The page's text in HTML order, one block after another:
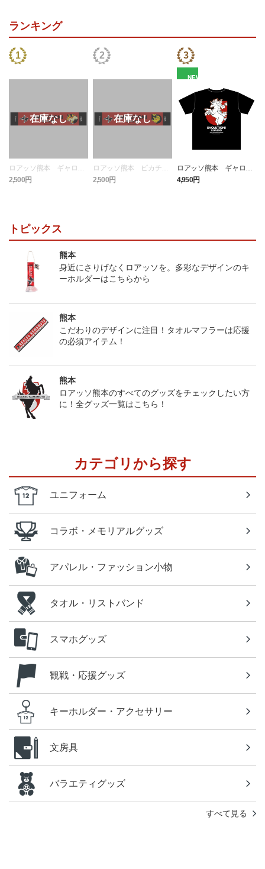
ランキング
ロアッソ熊本 ギャロッ
プ タオルマフラー
2,500円
ロアッソ熊本 ピカチュ
ウ タオルマフラー
2,500円
NEW
ロアッソ熊本 ギャロッ
プ Tシャツ BLACK
4,950円
トピックス
熊本
身近にさりげなくロアッソを。多彩なデザインのキ
ーホルダーはこちらから
熊本
こだわりのデザインに注目！タオルマフラーは応援
の必須アイテム！
熊本
ロアッソ熊本のすべてのグッズをチェックしたい方
に！全グッズ一覧はこちら！
カテゴリから探す
ユニフォーム
コラボ・メモリアルグッズ
アパレル・ファッション小物
タオル・リストバンド
スマホグッズ
観戦・応援グッズ
キーホルダー・アクセサリー
文房具
バラエティグッズ
すべて見る